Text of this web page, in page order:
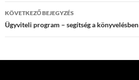
KÖVETKEZŐ BEJEGYZÉS
Ügyviteli program – segítség a könyvelésben